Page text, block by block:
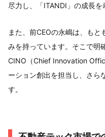
尽力し、「ITANDI」の成長を
また、前CEOの永嶋は、も
みを持っています。そこで明
CINO（Chief Innovation
ーション創出を担当し、さら
す。